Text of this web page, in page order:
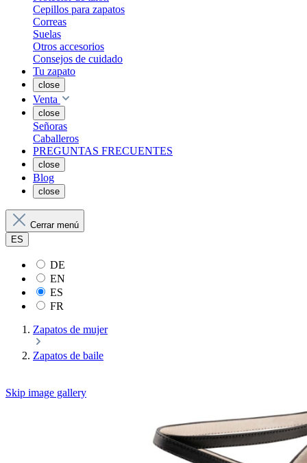
Cepillos para zapatos
Correas
Suelas
Otros accesorios
Consejos de cuidado
Tu zapato
close
Venta
close
Señoras
Caballeros
PREGUNTAS FRECUENTES
close
Blog
close
Cerrar menú
ES
DE
EN
ES
FR
Zapatos de mujer
Zapatos de baile
Skip image gallery